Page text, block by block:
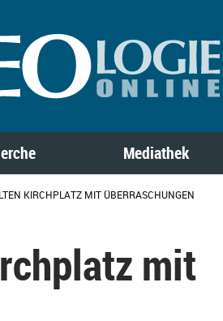
Mediathek
KIRCHPLATZ MIT ÜBERRASCHUNGEN
mit